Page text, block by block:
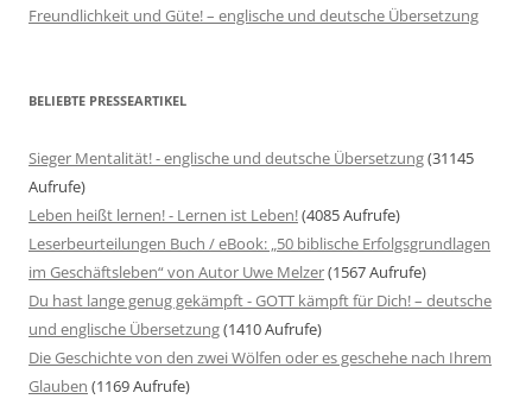
Freundlichkeit und Güte! – englische und deutsche Übersetzung
BELIEBTE PRESSEARTIKEL
Sieger Mentalität! - englische und deutsche Übersetzung(31145
Aufrufe)
Leben heißt lernen! - Lernen ist Leben!(4085 Aufrufe)
Leserbeurteilungen Buch / eBook: „50 biblische Erfolgsgrundlagen
im Geschäftsleben“ von Autor Uwe Melzer(1567 Aufrufe)
Du hast lange genug gekämpft - GOTT kämpft für Dich! – deutsche
und englische Übersetzung(1410 Aufrufe)
Die Geschichte von den zwei Wölfen oder es geschehe nach Ihrem
Glauben (1169 Aufrufe)